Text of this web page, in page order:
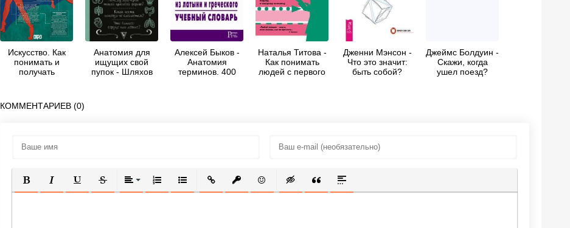
Искусство. Как
понимать и
получать
Козлова
Анатомия для
ищущих свой
пупок - Шляхов
Алексей Быков -
Анатомия
терминов. 400
Наталья Титова -
Как понимать
людей с первого
Дженни Мэнсон -
Что это значит:
быть собой?
Джеймс Болдуин -
Скажи, когда
ушел поезд?
КОММЕНТАРИЕВ (0)
ПОЛУЖИРНЫЙ
КУРСИВПОДЧЕРКНУТЫЙ
ЗАЧЕРКНУТЫЙВЫРАВНИВАНИЕ
НУМЕРОВАННЫЙ СПИСОК
МАРКИРОВАННЫЙ СПИСОК
ВСТАВИТЬ ССЫЛКУ
ВСТАВИТЬ ЗАЩИЩЕННУЮ ССЫЛКУ
ВСТАВИТЬ СМАЙЛИК
ВСТАВКА СКРЫТОГО ТЕКСТА
ВСТАВКА ЦИТАТЫ
ВСТАВКА СПОЙЛЕРА